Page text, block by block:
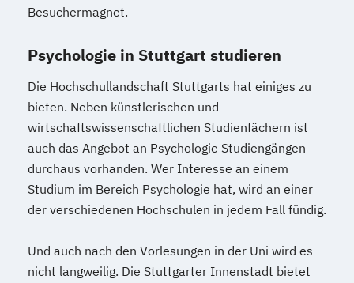
Besuchermagnet.
Psychologie in Stuttgart studieren
Die Hochschullandschaft Stuttgarts hat einiges zu
bieten. Neben künstlerischen und
wirtschaftswissenschaftlichen Studienfächern ist
auch das Angebot an Psychologie Studiengängen
durchaus vorhanden. Wer Interesse an einem
Studium im Bereich Psychologie hat, wird an einer
der verschiedenen Hochschulen in jedem Fall fündig.
Und auch nach den Vorlesungen in der Uni wird es
nicht langweilig. Die Stuttgarter Innenstadt bietet